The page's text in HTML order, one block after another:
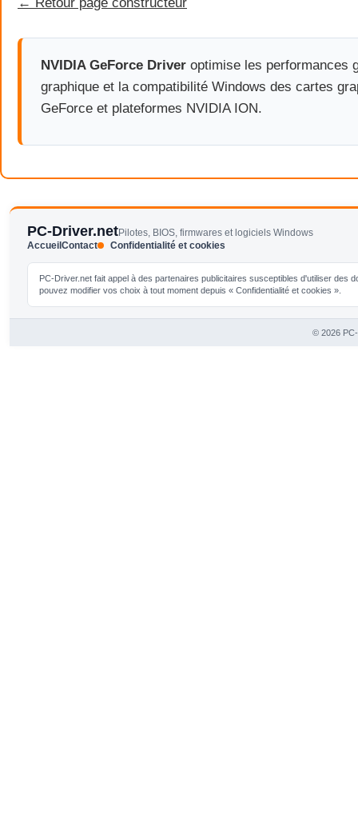
NVIDIA GeForce Driver optimise les performances
graphique et la compatibilité Windows des cartes
GeForce et plateformes NVIDIA ION.
PC-Driver.netPilotes, BIOS, firmwares et logiciels Windows
Accueil Contact Confidentialité et cookies
PC-Driver.net fait appel à des partenaires publicitaires susceptibles d'utiliser
pouvez modifier vos choix à tout moment depuis « Confidentialité et cookies ».
© 2026